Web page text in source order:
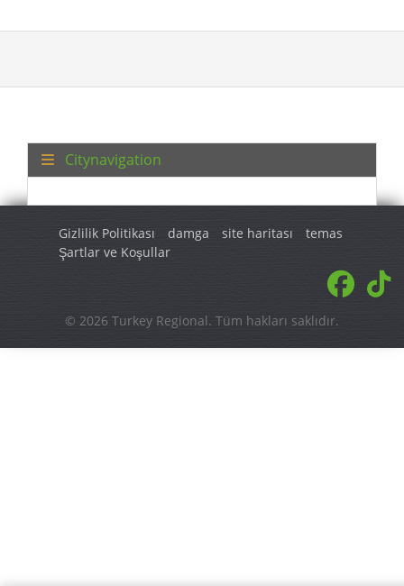
Citynavigation
Gizlilik Politikası damga site haritası
temas
Şartlar ve Koşullar
© 2026 Turkey Regional. Tüm hakları saklıdır.